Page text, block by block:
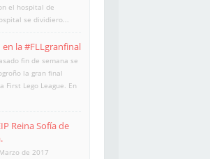
el hospital de
se dividiero...
la #FLLgranfinal
fin de semana se
la gran final
First Lego League. En
Reina Sofía de
de 2017